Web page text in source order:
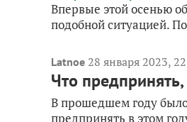
Впервые этой осенью
подобной ситуацией.
Latnoe 28 января 2023,
Что
В прошедшем году
предпринять в этом